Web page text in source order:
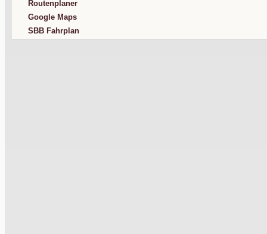
Routenplaner
Google Maps
SBB Fahrplan